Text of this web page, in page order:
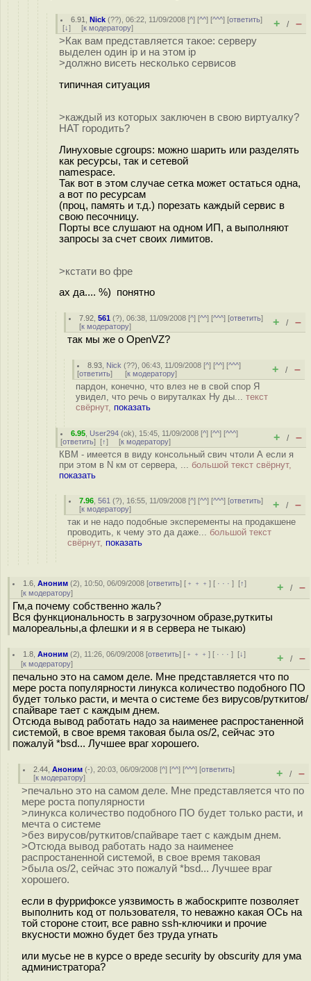
6.91 ,Nick (??), 06:22, 11/09/2008 [^] [^^] [^^^] [ответить]
[↓] [к модератору] + / –
>Как вам представляется такое: серверу
выделен один ip и на этом ip
>должно висеть несколько сервисов
типичная ситуация
>каждый из которых заключен в свою виртуалку?
НАТ городить?
Линуховые cgroups: можно шарить или разделять
как ресурсы, так и сетевой
namespace.
Так вот в этом случае сетка может остаться одна,
а вот по ресурсам
(проц, память и т.д.) порезать каждый сервис в
свою песочницу.
Порты все слушают на одном ИП, а выполняют
запросы за счет своих лимитов.
>кстати во фре
ах да.... %) понятно
7.92 ,561 (?), 06:38, 11/09/2008 [^] [^^] [^^^] [ответить]
[к модератору] + / –
так мы же о OpenVZ?
8.93 Nick (??), 06:43, 11/09/2008 [^] [^^] [^^^]
[ответить] [к модератору] + / –
пардон, конечно, что влез не в свой спор Я
увидел, что речь о вируталках Ну ды... текст
свёрнут, показать
6.95 User294 (ok), 15:45, 11/09/2008 [^] [^^] [^^^]
[ответить] [↑] [к модератору] + / –
КВМ - имеется в виду консольный свич чтоли А если я
при этом в N км от сервера, ... большой текст свёрнут,
показать
7.96 ,561 (?), 16:55, 11/09/2008 [^] [^^] [^^^] [ответить]
[к модератору] + / –
так и не надо подобные эксперементы на продакшене
проводить, к чему это да даже... большой текст
свёрнут, показать
1.6 ,Аноним (2), 10:50, 06/09/2008 [ответить] [ ﹢﹢﹢] [ · · ·][↑]
[к модератору] + / –
Гм,а почему собственно жаль?
Вся функциональность в загрузочном образе,руткиты
малореальны,а флешки и я в сервера не тыкаю)
1.8 ,Аноним (2), 11:26, 06/09/2008 [ответить] [ ﹢﹢﹢] [ · · ·][↓]
[к модератору] + / –
печально это на самом деле. Мне представляется что по
мере роста популярности линукса количество подобного ПО
будет только расти, и мечта о системе без вирусов/руткитов/
спайваре тает с каждым днем.
Отсюда вывод работать надо за наименее распростаненной
системой, в свое время таковая была os/2, сейчас это
пожалуй *bsd... Лучшее враг хорошего.
2.44 ,Аноним (-), 20:03, 06/09/2008 [^] [^^] [^^^] [ответить]
[к модератору] + / –
>печально это на самом деле. Мне представляется что по
мере роста популярности
>линукса количество подобного ПО будет только расти, и
мечта о системе
>без вирусов/руткитов/спайваре тает с каждым днем.
>Отсюда вывод работать надо за наименее
распростаненной системой, в свое время таковая
>была os/2, сейчас это пожалуй *bsd... Лучшее враг
хорошего.
если в фуррифоксе уязвимость в жабоскрипте позволяет
выполнить код от пользователя, то неважно какая ОСь на
той стороне стоит, все равно ssh-ключики и прочие
вкусности можно будет без труда угнать
или мусье не в курсе о вреде security by obscurity для ума
администратора?